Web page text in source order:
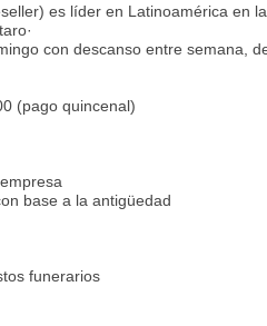
es líder en Latinoamérica en
con descanso entre semana,
(pago quincenal)
base a la antigüedad
funerarios